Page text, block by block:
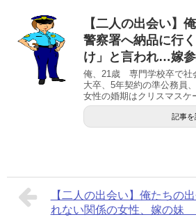
【二人の出会い】
警察署へ納品に行
け」と言われ…嫁
俺、21歳 専門学校卒で社
大卒、5年契約の準公務員
女性の婚期はクリスマスケ
記事を
【二人の出会い】俺たちの
れない関係の女性、嫁の妹